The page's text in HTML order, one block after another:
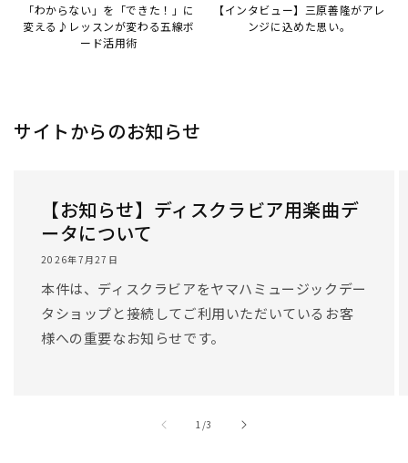
「わからない」を「できた！」に
変える♪レッスンが変わる五線ボ
ード活用術
【インタビュー】三原善隆がアレ
ンジに込めた思い。
サイトからのお知らせ
【お知らせ】ディスクラビア用楽曲デ
ータについて
2026年7月27日
本件は、ディスクラビアをヤマハミュージックデー
タショップと接続してご利用いただいているお客
様への重要なお知らせです。
1 //3